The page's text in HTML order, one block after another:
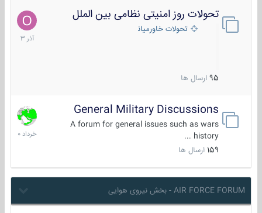
تحولات روز امنیتی نظامی بین الملل
تحولات خاورمیانه
95 ارسال ها
21
آذر
1403
General Military Discussions
A forum for general issues such as wars
history ...
159 ارسال ها
10
خرداد
1400
AIR FORCE FORUM - بخش نیروی هوایی